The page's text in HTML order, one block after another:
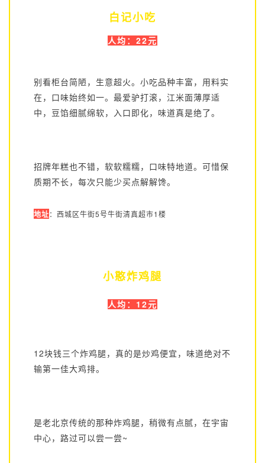
白记小吃
人均：22元
别看柜台简陋，生意超火。小吃品种丰富，用料实
在，口味始终如一。最爱驴打滚，江米面薄厚适
中，豆馅细腻绵软，入口即化，味道真是绝了。
招牌年糕也不错，软软糯糯，口味特地道。可惜保
质期不长，每次只能少买点解解馋。
地址：西城区牛街5号牛街清真超市1楼
小憨炸鸡腿
人均：12元
12块钱三个炸鸡腿，真的是炒鸡便宜，味道绝对不
输第一佳大鸡排。
是老北京传统的那种炸鸡腿，稍微有点腻，在宇宙
中心，路过可以尝一尝~